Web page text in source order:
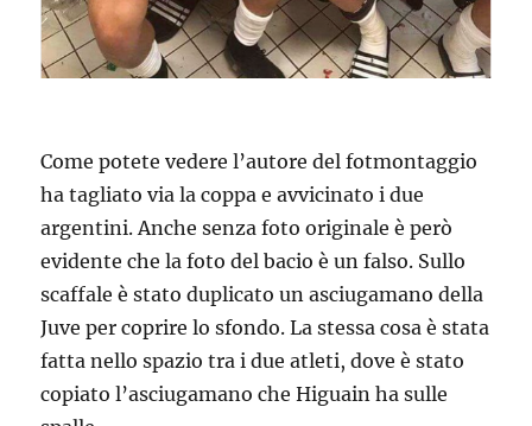
Come potete vedere l’autore del fotmontaggio
ha tagliato via la coppa e avvicinato i due
argentini. Anche senza foto originale è però
evidente che la foto del bacio è un falso. Sullo
scaffale è stato duplicato un asciugamano della
Juve per coprire lo sfondo. La stessa cosa è stata
fatta nello spazio tra i due atleti, dove è stato
copiato l’asciugamano che Higuain ha sulle